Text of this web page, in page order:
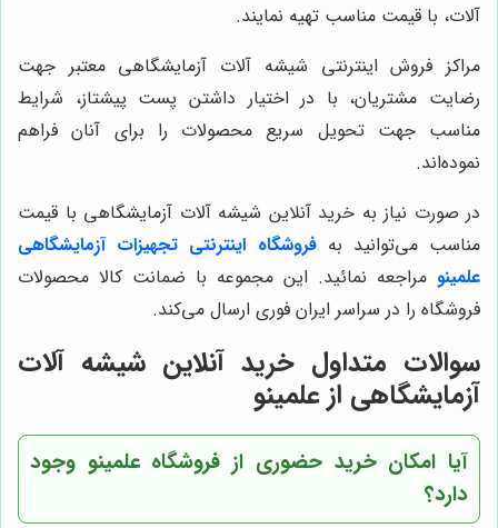
آلات، با قیمت مناسب تهیه نمایند.
مراکز فروش اینترنتی شیشه آلات آزمایشگاهی معتبر جهت
رضایت مشتریان، با در اختیار داشتن پست پیشتاز، شرایط
مناسب جهت تحویل سریع محصولات را برای آنان فراهم
نموده‌اند.
در صورت نیاز به خرید آنلاین شیشه آلات آزمایشگاهی با قیمت
مناسب می‌توانید بهفروشگاه اینترنتی تجهیزات آزمایشگاهی
علمینو مراجعه نمائید. این مجموعه با ضمانت کالا محصولات
فروشگاه را در سراسر ایران فوری ارسال می‌کند.
سوالات متداول خرید آنلاین شیشه آلات
آزمایشگاهی از علمینو
آیا امکان خرید حضوری از فروشگاه علمینو وجود
دارد؟